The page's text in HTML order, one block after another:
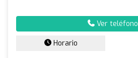
Ver teléfono
Horario